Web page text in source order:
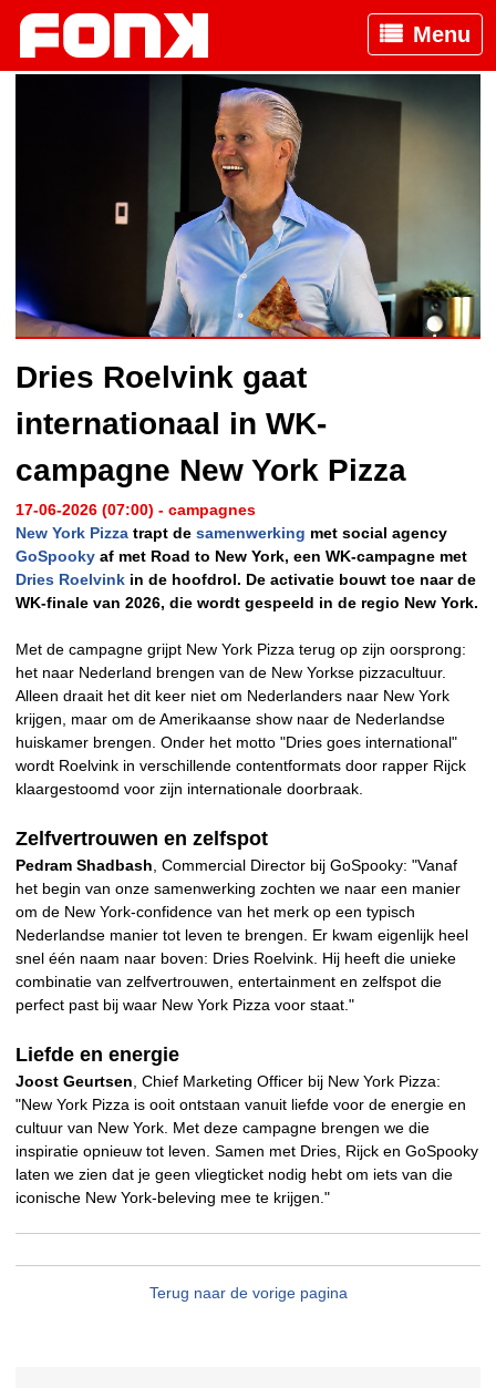
Menu
Dries Roelvink gaat
internationaal in WK-
campagne New York Pizza
17-06-2026 (07:00) - campagnes
New York Pizza trapt de samenwerking met social agency
GoSpooky af met Road to New York, een WK-campagne met
Dries Roelvink in de hoofdrol. De activatie bouwt toe naar de
WK-finale van 2026, die wordt gespeeld in de regio New York.
Met de campagne grijpt New York Pizza terug op zijn oorsprong:
het naar Nederland brengen van de New Yorkse pizzacultuur.
Alleen draait het dit keer niet om Nederlanders naar New York
krijgen, maar om de Amerikaanse show naar de Nederlandse
huiskamer brengen. Onder het motto "Dries goes international"
wordt Roelvink in verschillende contentformats door rapper Rijck
klaargestoomd voor zijn internationale doorbraak.
Zelfvertrouwen en zelfspot
Pedram Shadbash , Commercial Director bij GoSpooky: "Vanaf
het begin van onze samenwerking zochten we naar een manier
om de New York-confidence van het merk op een typisch
Nederlandse manier tot leven te brengen. Er kwam eigenlijk heel
snel één naam naar boven: Dries Roelvink. Hij heeft die unieke
combinatie van zelfvertrouwen, entertainment en zelfspot die
perfect past bij waar New York Pizza voor staat."
Liefde en energie
Joost Geurtsen , Chief Marketing Officer bij New York Pizza:
"New York Pizza is ooit ontstaan vanuit liefde voor de energie en
cultuur van New York. Met deze campagne brengen we die
inspiratie opnieuw tot leven. Samen met Dries, Rijck en GoSpooky
laten we zien dat je geen vliegticket nodig hebt om iets van die
iconische New York-beleving mee te krijgen."
Terug naar de vorige pagina